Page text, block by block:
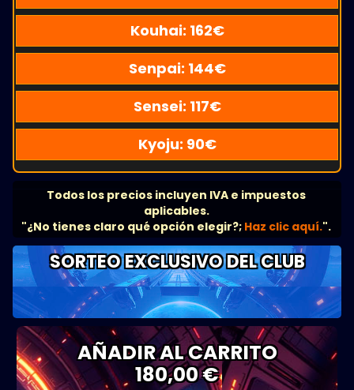
Kouhai: 162€
Senpai: 144€
Sensei: 117€
Kyoju: 90€
Todos los precios incluyen IVA e impuestos
aplicables.
"¿No tienes claro qué opción elegir?; Haz clic aquí.".
SORTEO EXCLUSIVO DEL CLUB
AÑADIR AL CARRITO
180,00 €